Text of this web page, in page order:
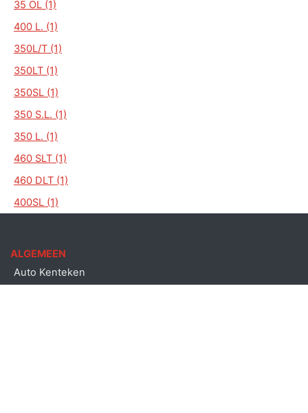
35 OL (1)
400 L. (1)
350L/T (1)
350LT (1)
350SL (1)
350 S.L. (1)
350 L. (1)
460 SLT (1)
460 DLT (1)
400SL (1)
ALGEMEEN
Auto Kenteken